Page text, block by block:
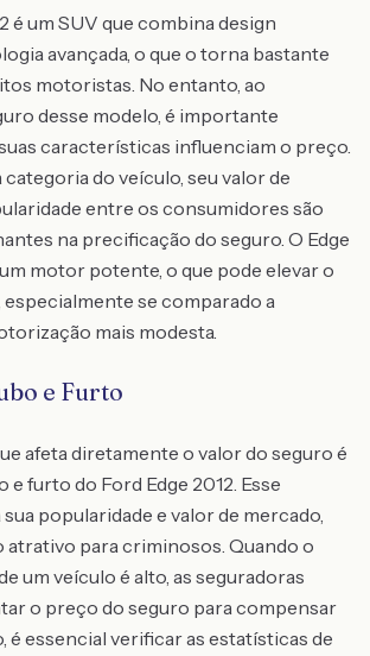
é um SUV que combina design
avançada, o que o torna bastante
motoristas. No entanto, ao
desse modelo, é importante
características influenciam o preço.
do veículo, seu valor de
entre os consumidores são
na precificação do seguro. O Edge
motor potente, o que pode elevar o
se comparado a
mais modesta.
e Furto
afeta diretamente o valor do seguro é
e furto do Ford Edge 2012. Esse
popularidade e valor de mercado,
atrativo para criminosos. Quando o
um veículo é alto, as seguradoras
o preço do seguro para compensar
é essencial verificar as estatísticas de